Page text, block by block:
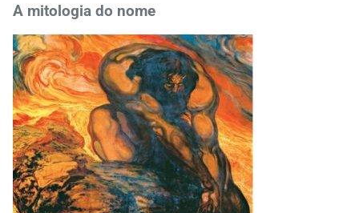
A mitologia do nome